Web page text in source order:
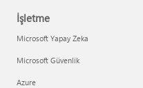
İşletme
Microsoft Yapay Zeka
Microsoft Güvenlik
Azure